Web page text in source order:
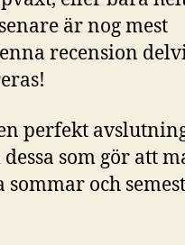
är nog mest
recension
perfekt
som gör att
och